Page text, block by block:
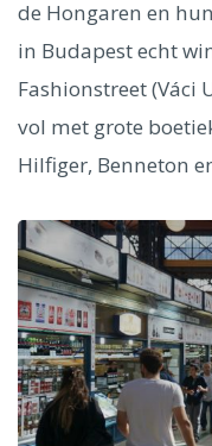
Dresden
Ålesund
Parijs Tokio
Singapore
Rome
de Hongaren en
in Budapest echt
Fashionstreet (Váci
vol met grote
Hilfiger, Benneton